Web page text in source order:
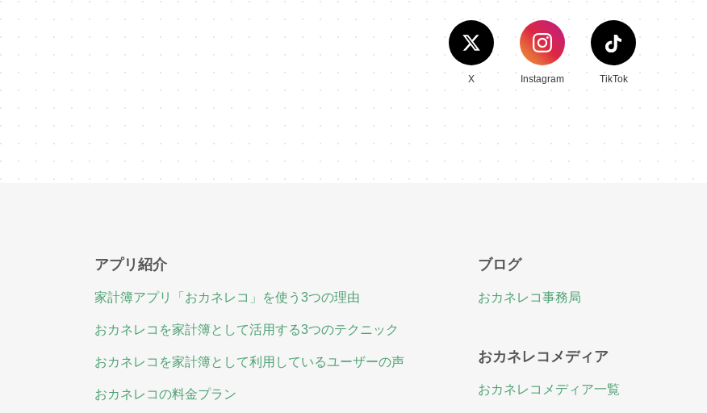
X Instagram TikTok
アプリ紹介
家計簿アプリ「おカネレコ」を使う3つの理由
おカネレコを家計簿として活用する3つのテクニック
おカネレコを家計簿として利用しているユーザーの声
おカネレコの料金プラン
ブログ
おカネレコ事務局
おカネレコメディア
おカネレコメディア一覧